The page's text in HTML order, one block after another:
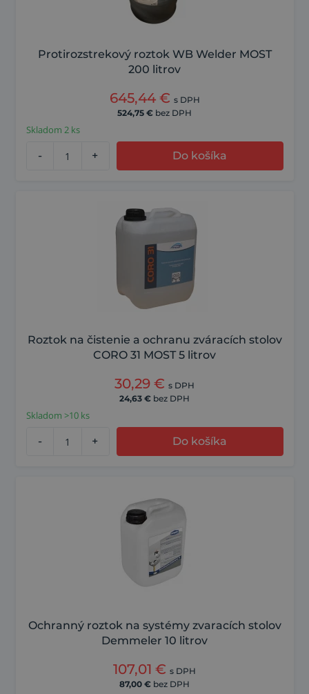
Protirozstrekový roztok WB Welder MOST
200 litrov
645,44 € s DPH
524,75 € bez DPH
Skladom 2 ks
- + Do košíka
Roztok na čistenie a ochranu zváracích stolov
CORO 31 MOST 5 litrov
30,29 € s DPH
24,63 € bez DPH
Skladom >10 ks
- + Do košíka
Ochranný roztok na systémy zvaracích stolov
Demmeler 10 litrov
107,01 € s DPH
87,00 € bez DPH